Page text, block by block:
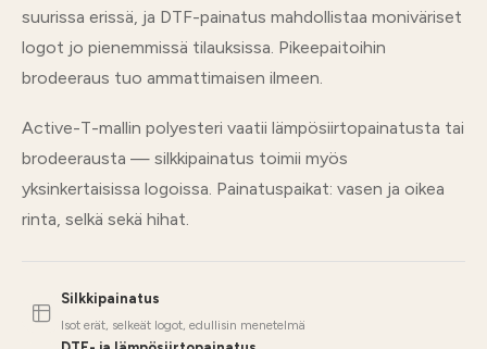
suurissa erissä, ja DTF-painatus mahdollistaa moniväriset
logot jo pienemmissä tilauksissa. Pikeepaitoihin
brodeeraus tuo ammattimaisen ilmeen.
Active-T-mallin polyesteri vaatii lämpösiirtopainatusta tai
brodeerausta — silkkipainatus toimii myös
yksinkertaisissa logoissa. Painatuspaikat: vasen ja oikea
rinta, selkä sekä hihat.
Silkkipainatus
Isot erät, selkeät logot, edullisin menetelmä